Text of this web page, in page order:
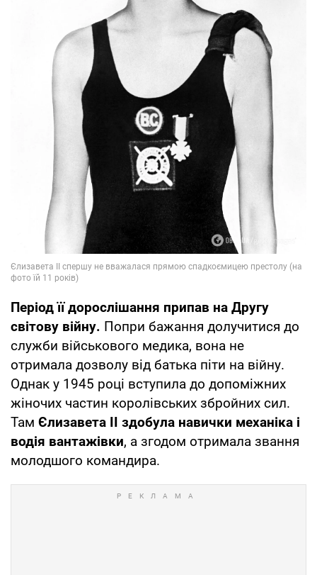
Період її дорослішання припав на Другу
світову війну. Попри бажання долучитися до
служби військового медика, вона не
отримала дозволу від батька піти на війну.
Однак у 1945 році вступила до допоміжних
жіночих частин королівських збройних сил.
Там Єлизавета ІІ здобула навички механіка і
водія вантажівки, а згодом отримала звання
молодшого командира.